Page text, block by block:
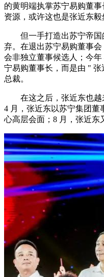
的黄明端执掌苏宁易购董
资源，或许这也是张近东毅
但一手打造出苏宁帝
弃。在退出苏宁易购董事
会非独立董事候选人；今
宁易购董事长，而是由 "
总裁。
在这之后，张近东也
4 月，张近东以苏宁集团董
心高层会面；8 月，张近东